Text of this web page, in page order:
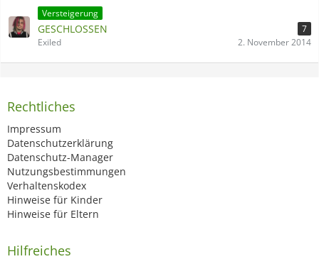
Versteigerung
GESCHLOSSEN
7
Exiled
2. November 2014
Rechtliches
Impressum
Datenschutzerklärung
Datenschutz-Manager
Nutzungsbestimmungen
Verhaltenskodex
Hinweise für Kinder
Hinweise für Eltern
Hilfreiches